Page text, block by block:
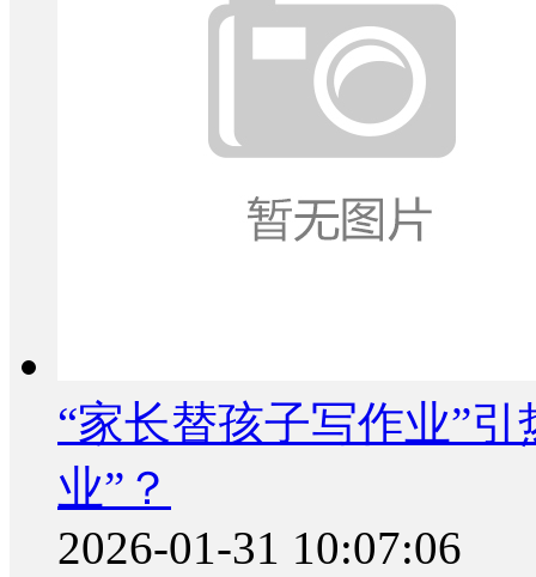
“家长替孩子写作业”
业”？
2026-01-31 10:07:06